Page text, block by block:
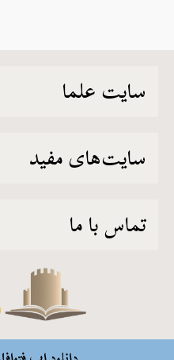
سایت علما
سایت‌های مفید
تماس با ما